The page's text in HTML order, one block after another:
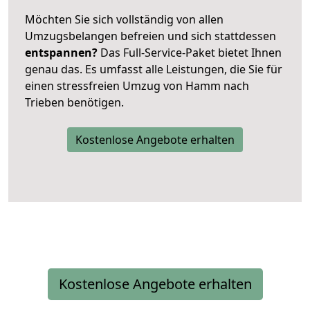
Möchten Sie sich vollständig von allen
Umzugsbelangen befreien und sich stattdessen
entspannen? Das Full-Service-Paket bietet Ihnen
genau das. Es umfasst alle Leistungen, die Sie für
einen stressfreien Umzug von Hamm nach
Trieben benötigen.
Kostenlose Angebote erhalten
Kostenlose Angebote erhalten